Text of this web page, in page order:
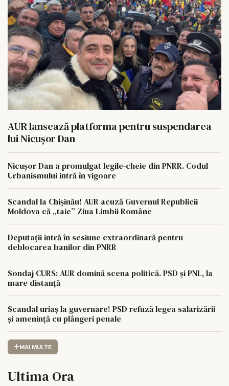
AUR lansează platforma pentru suspendarea
lui Nicușor Dan
Nicușor Dan a promulgat legile-cheie din PNRR. Codul
Urbanismului intră în vigoare
Scandal la Chișinău! AUR acuză Guvernul Republicii
Moldova că „taie” Ziua Limbii Române
Deputații intră în sesiune extraordinară pentru
deblocarea banilor din PNRR
Sondaj CURS: AUR domină scena politică. PSD și PNL, la
mare distanță
Scandal uriaș la guvernare! PSD refuză legea salarizării
și amenință cu plângeri penale
MAI MULTE
Ultima Ora